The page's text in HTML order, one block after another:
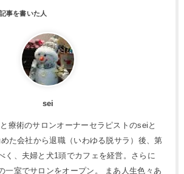
sei
療術のサロンオーナーセラピストのseiと
た会社から退職（いわゆる脱サラ）後、第
く、夫婦と犬1頭でカフェを経営。さらに
一室でサロンをオープン。 まあ人生色々あ